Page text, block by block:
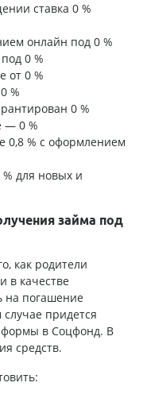
ставка 0 %
онлайн под 0 %
0 %
от 0 %
%
0 %
— 0 %
0,8 % с оформлением
для новых и
займа под
как родители
в качестве
на погашение
придется
формы в Соцфонд. В
средств.